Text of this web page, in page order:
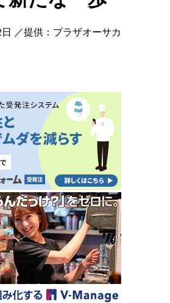
／提供：プラザオーサカ